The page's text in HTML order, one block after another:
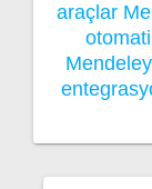
araçlar